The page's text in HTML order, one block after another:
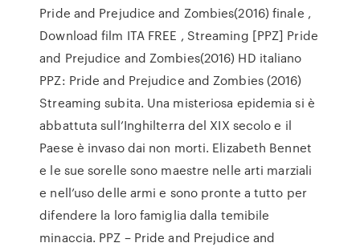
Pride and Prejudice and Zombies(2016) finale ,
Download film ITA FREE , Streaming [PPZ] Pride
and Prejudice and Zombies(2016) HD italiano
PPZ: Pride and Prejudice and Zombies (2016)
Streaming subita. Una misteriosa epidemia si è
abbattuta sull’Inghilterra del XIX secolo e il
Paese è invaso dai non morti. Elizabeth Bennet
e le sue sorelle sono maestre nelle arti marziali
e nell’uso delle armi e sono pronte a tutto per
difendere la loro famiglia dalla temibile
minaccia. PPZ – Pride and Prejudice and